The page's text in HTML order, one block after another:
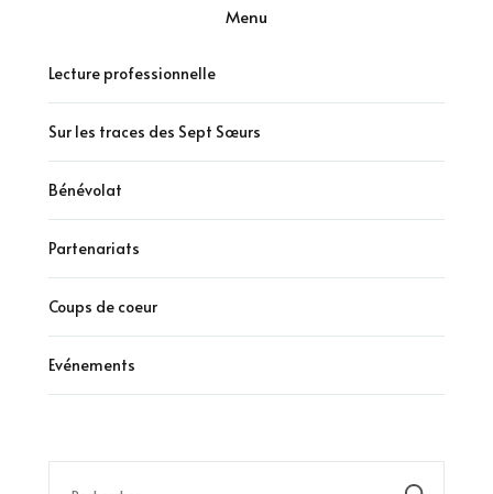
Menu
Lecture professionnelle
Sur les traces des Sept Sœurs
Bénévolat
Partenariats
Coups de coeur
Evénements